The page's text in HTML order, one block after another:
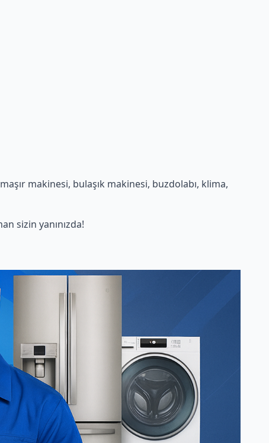
makinesi, bulaşık makinesi, buzdolabı, klima,
sizin yanınızda!